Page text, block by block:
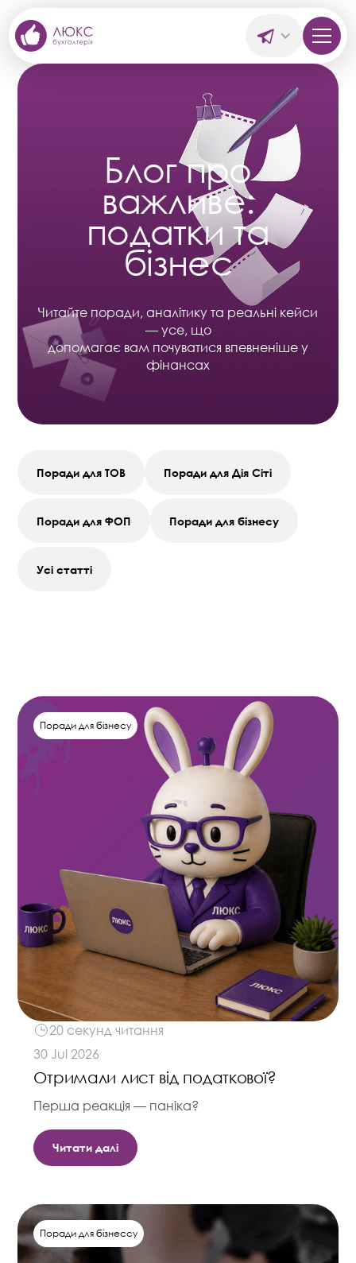
Блог про
важливе:
податки та
бізнес
Читайте поради, аналітику та реальні кейси
— усе, що
допомагає вам почуватися впевненіше у
фінансах
Поради для ТОВ Поради для Дія Сіті
Поради для ФОП Поради для бізнесу
Усі статті
20 секунд читання
30 Jul 2026
Отримали лист від податкової?
Перша реакція — паніка?
Читати далі
Поради для бізнесу
Поради для бізнессу